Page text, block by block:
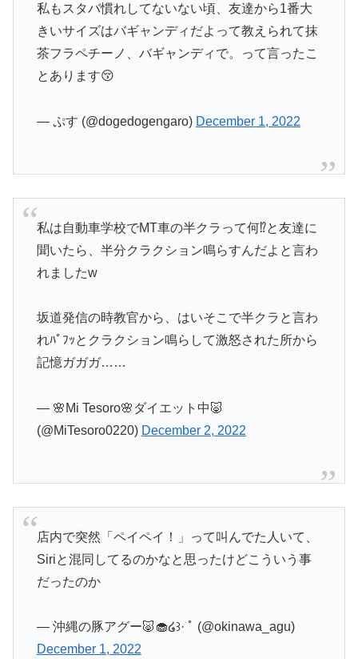
私もスタバ慣れしてないない頃、友達から1番大
きいサイズはバギャンディだよって教えられて抹
茶フラペチーノ、バギャンディで。って言ったこ
とあります😚
— ぷす (@dogedogengaro) December 1, 2022
私は自動車学校でMT車の半クラって何⁉️と友達に
聞いたら、半分クラクション鳴らすんだよと言わ
れましたw
坂道発信の時教官から、はいそこで半クラと言わ
れﾊﾟﾌｯとクラクション鳴らして激怒された所から
記憶ガガガ……
— 🌸Mi Tesoro🌸ダイエット中🐷
(@MiTesoro0220) December 2, 2022
店内で突然「ペイペイ！」って叫んでた人いて、
Siriと混同してるのかなと思ったけどこういう事
だったのか
— 沖縄の豚アグー🐷🧁໒꒱· ﾟ (@okinawa_agu)
December 1, 2022